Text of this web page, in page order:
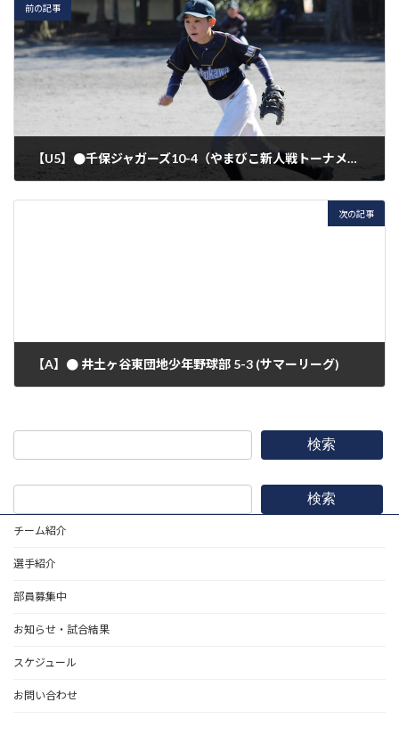
前の記事
【U5】●千保ジャガーズ10-4（やまびこ新人戦トーナメント決勝）
次の記事
【A】● 井土ヶ谷東団地少年野球部 5-3 (サマーリーグ)
検索
検索
チーム紹介
選手紹介
部員募集中
お知らせ・試合結果
スケジュール
お問い合わせ